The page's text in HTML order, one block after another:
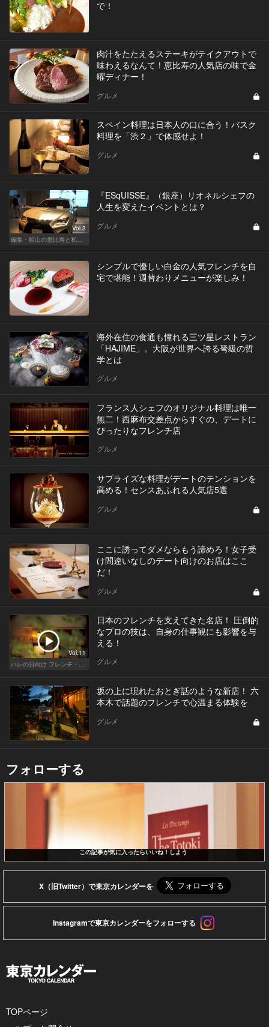
で！
肉汁をたたえるステーキがテイクアウトで
味わえるなんて！恵比寿の人気店の味で金
曜ディナー！
グルメ
スペイン料理は日本人の口に合う！バスク
料理を「渋２」で体感せよ！
グルメ
Vol.3
編集・船山の恵比寿と私、ときどきルノアール
『ESqUISSE』（銀座）リオネルシェフの
人生を変えたイベントとは？
グルメ
シンプルで優しい白金の人気フレンチを自
宅で堪能！週替わりメニューが楽しみ！
海外在住の食通も憧れる三ツ星レストラン
「HAJIME」。大阪が世界へ誇る弩級の哲
学とは
グルメ
フランス人シェフのオリジナル料理は唯一
無二！西麻布交差点からすぐの、デートに
ぴったりなフレンチ店
グルメ
サプライズな料理がデートのテンションを
高める！センスあふれる人気店5選
グルメ
ここに誘ってダメならもう諦めろ！女子受
け間違いなしのデート向けのお店はここ
だ！
グルメ
Vol.11
ハレの日向け フレンチ・高級店
日本のフレンチを支えてきた名店！ 圧倒的
なプロの技は、自身の仕事観にも影響を与
える！
グルメ
坂の上に現れたおとぎ話のような新店！ 六
本木で話題のフレンチで心温まる体験を
グルメ
フォローする
この記事が気に入ったらいいね！しよう
X（旧Twitter）で東京カレンダーを
Instagramで東京カレンダーをフォローする
TOPページ